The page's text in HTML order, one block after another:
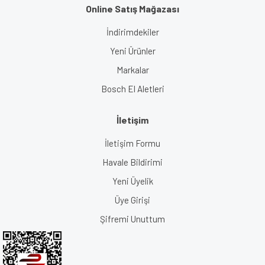
Online Satış Mağazası
İndirimdekiler
Yeni Ürünler
Markalar
Bosch El Aletleri
İletişim
İletişim Formu
Havale Bildirimi
Yeni Üyelik
Üye Girişi
Şifremi Unuttum